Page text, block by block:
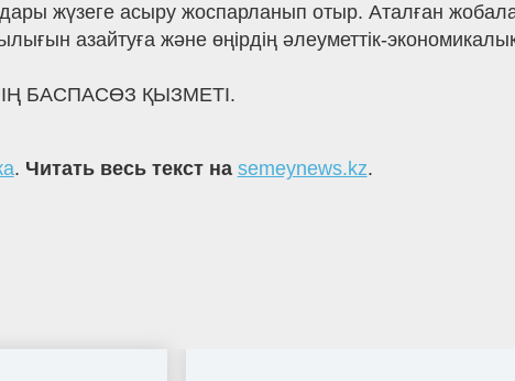
жүзеге асыру жоспарланып отыр. Аталған
азайтуға және өңірдің әлеуметтік-
БАСПАСӨЗ ҚЫЗМЕТІ.
. Читать весь текст на semeynews.kz.